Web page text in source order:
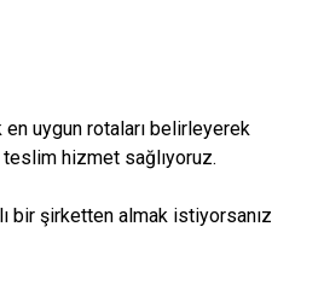
uygun rotaları belirleyerek
hizmet sağlıyoruz.
bir şirketten almak istiyorsanız